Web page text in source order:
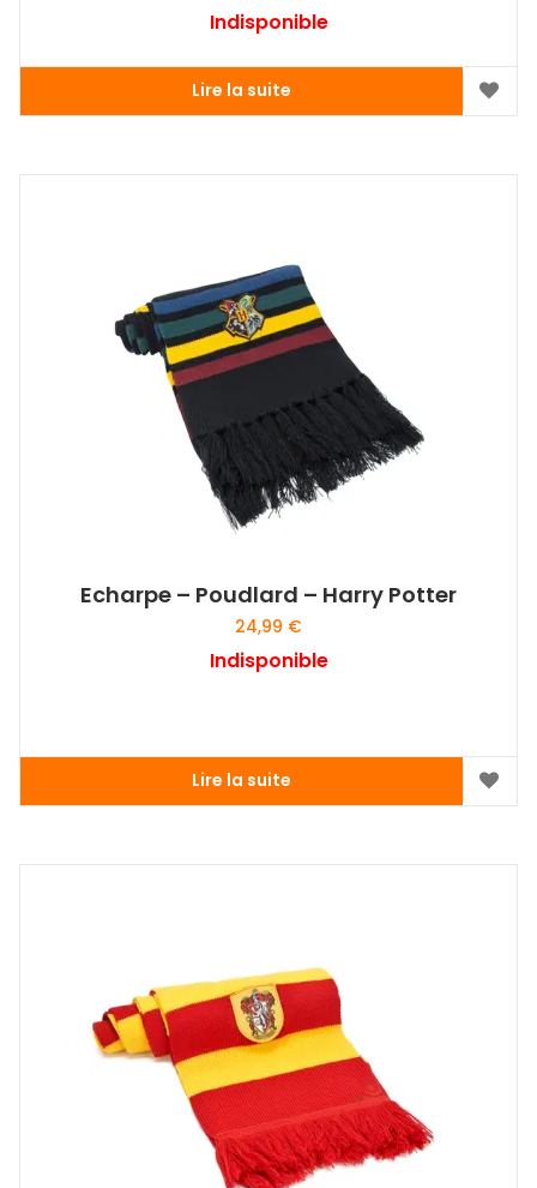
Indisponible
Lire la suite
Echarpe – Poudlard – Harry Potter
24,99 €
Indisponible
Lire la suite